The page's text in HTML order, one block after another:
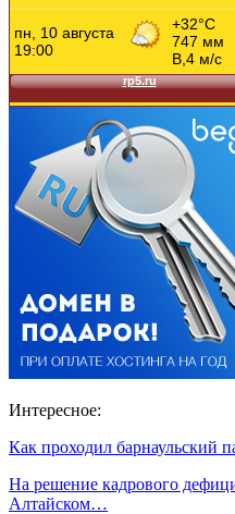
Интересное:
Как проходил барнаульский
На решение кадрового
Алтайском…